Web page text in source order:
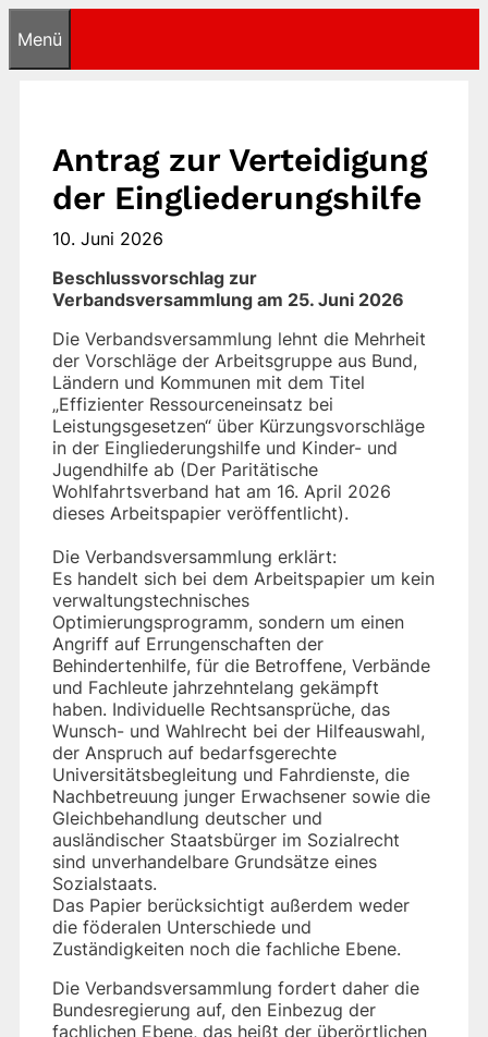
Inhalt
springen
Menü
Antrag zur Verteidigung
der Eingliederungshilfe
10. Juni 2026
Beschlussvorschlag zur
Verbandsversammlung am 25. Juni 2026
Die Verbandsversammlung lehnt die Mehrheit
der Vorschläge der Arbeitsgruppe aus Bund,
Ländern und Kommunen mit dem Titel
„Effizienter Ressourceneinsatz bei
Leistungsgesetzen“ über Kürzungsvorschläge
in der Eingliederungshilfe und Kinder- und
Jugendhilfe ab (Der Paritätische
Wohlfahrtsverband hat am 16. April 2026
dieses Arbeitspapier veröffentlicht).
Die Verbandsversammlung erklärt:
Es handelt sich bei dem Arbeitspapier um kein
verwaltungstechnisches
Optimierungsprogramm, sondern um einen
Angriff auf Errungenschaften der
Behindertenhilfe, für die Betroffene, Verbände
und Fachleute jahrzehntelang gekämpft
haben. Individuelle Rechtsansprüche, das
Wunsch- und Wahlrecht bei der Hilfeauswahl,
der Anspruch auf bedarfsgerechte
Universitätsbegleitung und Fahrdienste, die
Nachbetreuung junger Erwachsener sowie die
Gleichbehandlung deutscher und
ausländischer Staatsbürger im Sozialrecht
sind unverhandelbare Grundsätze eines
Sozialstaats.
Das Papier berücksichtigt außerdem weder
die föderalen Unterschiede und
Zuständigkeiten noch die fachliche Ebene.
Die Verbandsversammlung fordert daher die
Bundesregierung auf, den Einbezug der
fachlichen Ebene, das heißt der überörtlichen